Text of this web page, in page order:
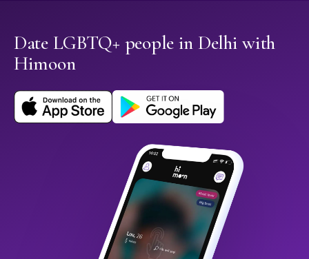
Date LGBTQ+ people in Delhi with
Himoon